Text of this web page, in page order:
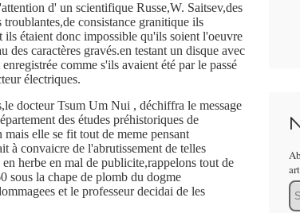
d' un scientifique Russe,W. Saitsev,des
troublantes,de consistance granitique ils
étaient donc impossible qu'ils soient l'oeuvre
caractères gravés.en testant un disque avec
comme s'ils avaient été par le passé
électriques.
docteur Tsum Um Nui , déchiffra le message
des études préhistoriques de
elle se fit tout de meme pensant
à convaicre de l'abrutissement de telles
herbe en mal de publicite,rappelons tout de
sous la chape de plomb du dogme
et le professeur decidai de les